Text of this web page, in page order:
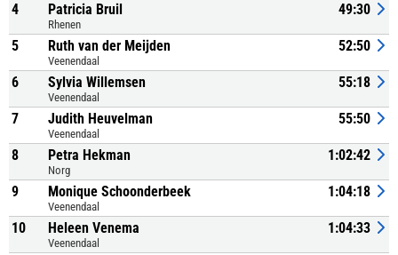
4 Patricia Bruil
Rhenen
49:30
5 Ruth van der Meijden
Veenendaal
52:50
6 Sylvia Willemsen
Veenendaal
55:18
7 Judith Heuvelman
Veenendaal
55:50
8 Petra Hekman
Norg
1:02:42
9 Monique Schoonderbeek
Veenendaal
1:04:18
10 Heleen Venema
Veenendaal
1:04:33